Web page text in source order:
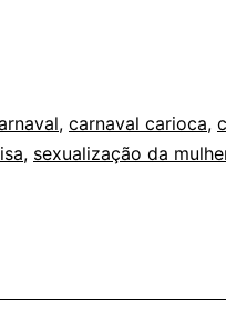
da
mulher
, carnaval carioca,
, sexualização da